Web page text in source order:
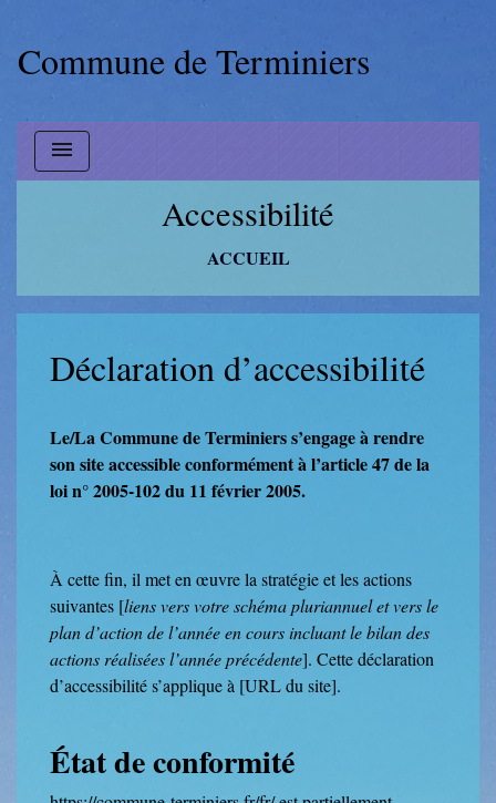
Commune de Terminiers
menu
Accessibilité
ACCUEIL
Déclaration d’accessibilité
Le/La Commune de Terminiers s’engage à rendre
son site accessible conformément à l’article 47 de la
loi n° 2005-102 du 11 février 2005.
À cette fin, il met en œuvre la stratégie et les actions
suivantes [liens vers votre schéma pluriannuel et vers le
plan d’action de l’année en cours incluant le bilan des
actions réalisées l’année précédente]. Cette déclaration
d’accessibilité s’applique à [URL du site].
État de conformité